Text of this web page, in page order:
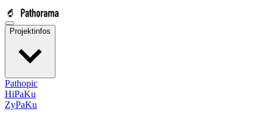
Projektinfos
Pathopic
HiPaKu
ZyPaKu